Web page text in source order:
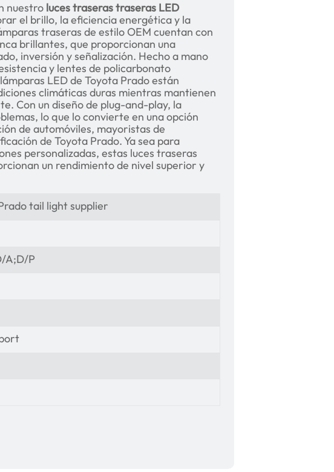
nuestro luces traseras traseras LED
el brillo, la eficiencia energética y la
traseras de estilo OEM cuentan con
brillantes, que proporcionan una
inversión y señalización. Hecho a mano
y lentes de policarbonato
LED de Toyota Prado están
climáticas duras mientras mantienen
Con un diseño de plug-and-play, la
lo que lo convierte en una opción
de automóviles, mayoristas de
de Toyota Prado. Ya sea para
personalizadas, estas luces traseras
un rendimiento de nivel superior y
tail light supplier
A;D/P